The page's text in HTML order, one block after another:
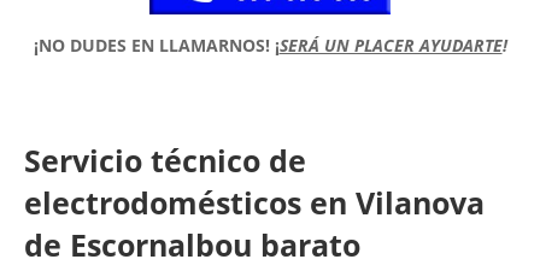
¡NO DUDES EN LLAMARNOS! ¡SERÁ UN PLACER AYUDARTE!
Servicio técnico de
electrodomésticos en Vilanova
de Escornalbou barato